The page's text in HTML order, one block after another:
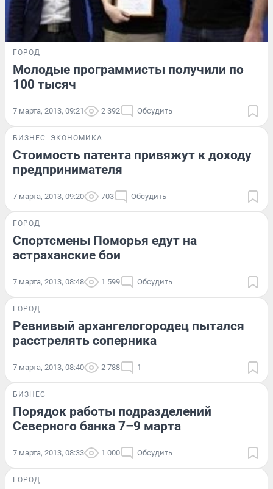
ГОРОД
Молодые программисты получили по
100 тысяч
7 марта, 2013, 09:21 2 392 Обсудить
БИЗНЕС ЭКОНОМИКА
Стоимость патента привяжут к доходу
предпринимателя
7 марта, 2013, 09:20 703 Обсудить
ГОРОД
Спортсмены Поморья едут на
астраханские бои
7 марта, 2013, 08:48 1 599 Обсудить
ГОРОД
Ревнивый архангелогородец пытался
расстрелять соперника
7 марта, 2013, 08:40 2 788 1
БИЗНЕС
Порядок работы подразделений
Северного банка 7–9 марта
7 марта, 2013, 08:33 1 000 Обсудить
ГОРОД